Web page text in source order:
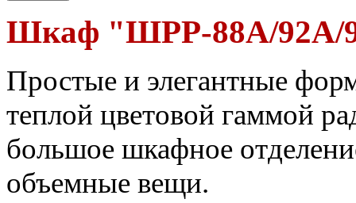
Шкаф "ШРР-88А/92А/
Простые и элегантные
теплой цветовой гаммой
большое шкафное
объемные вещи.